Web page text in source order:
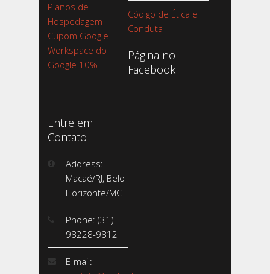
Planos de
Hospedagem
Cupom Google
Workspace do
Google 10%
Código de Ética e
Conduta
Página no
Facebook
Entre em
Contato
Address:
Macaé/RJ, Belo
Horizonte/MG
Phone: (31)
98228-9812
E-mail: